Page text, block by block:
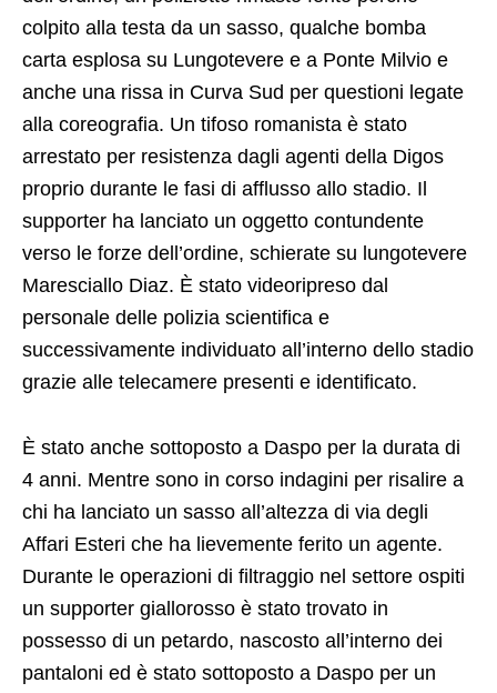
colpito alla testa da un sasso, qualche bomba
carta esplosa su Lungotevere e a Ponte Milvio e
anche una rissa in Curva Sud per questioni legate
alla coreografia. Un tifoso romanista è stato
arrestato per resistenza dagli agenti della Digos
proprio durante le fasi di afflusso allo stadio. Il
supporter ha lanciato un oggetto contundente
verso le forze dell’ordine, schierate su lungotevere
Maresciallo Diaz. È stato videoripreso dal
personale delle polizia scientifica e
successivamente individuato all’interno dello stadio
grazie alle telecamere presenti e identificato.
È stato anche sottoposto a Daspo per la durata di
4 anni. Mentre sono in corso indagini per risalire a
chi ha lanciato un sasso all’altezza di via degli
Affari Esteri che ha lievemente ferito un agente.
Durante le operazioni di filtraggio nel settore ospiti
un supporter giallorosso è stato trovato in
possesso di un petardo, nascosto all’interno dei
pantaloni ed è stato sottoposto a Daspo per un